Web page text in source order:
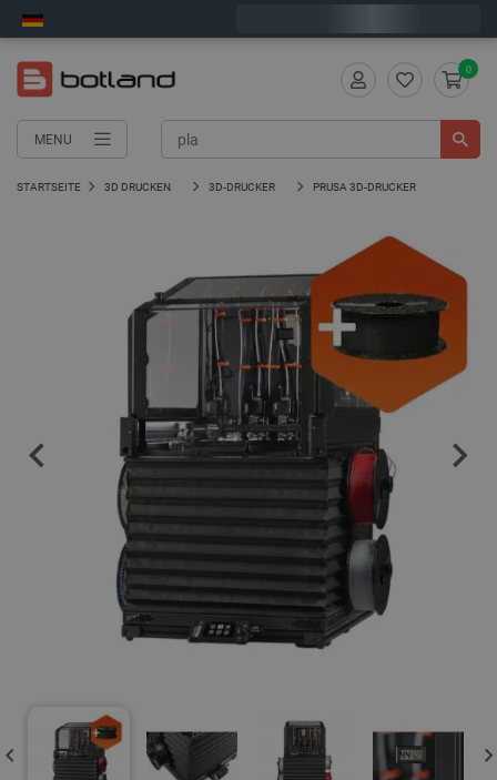
MENU
0
STARTSEITE 3D DRUCKEN 3D-DRUCKER PRUSA 3D-DRUCKER